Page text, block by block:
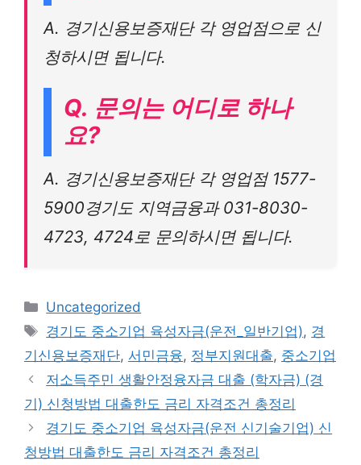
A. 경기신용보증재단 각 영업점으로 신
청하시면 됩니다.
Q. 문의는 어디로 하나
요?
A. 경기신용보증재단 각 영업점 1577-
5900경기도 지역금융과 031-8030-
4723, 4724로 문의하시면 됩니다.
Categories
Uncategorized
Tags
경기도 중소기업 육성자금(운전_일반기업), 경
기신용보증재단, 서민금융, 정부지원대출, 중소기업
저소득주민 생활안정융자금 대출 (학자금) (경
기) 신청방법 대출한도 금리 자격조건 총정리
경기도 중소기업 육성자금(운전 신기술기업) 신
청방법 대출한도 금리 자격조건 총정리